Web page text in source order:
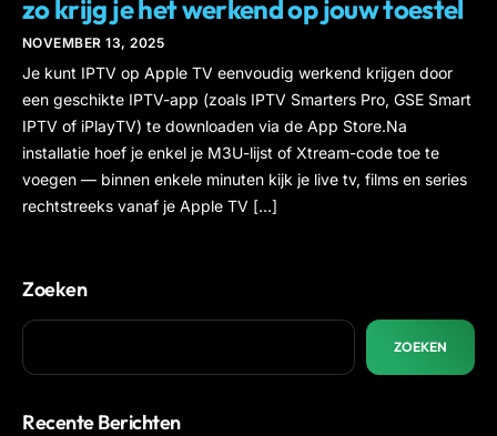
zo krijg je het werkend op jouw toestel
NOVEMBER 13, 2025
Je kunt IPTV op Apple TV eenvoudig werkend krijgen door
een geschikte IPTV-app (zoals IPTV Smarters Pro, GSE Smart
IPTV of iPlayTV) te downloaden via de App Store.Na
installatie hoef je enkel je M3U-lijst of Xtream-code toe te
voegen — binnen enkele minuten kijk je live tv, films en series
rechtstreeks vanaf je Apple TV […]
Zoeken
ZOEKEN
Recente Berichten